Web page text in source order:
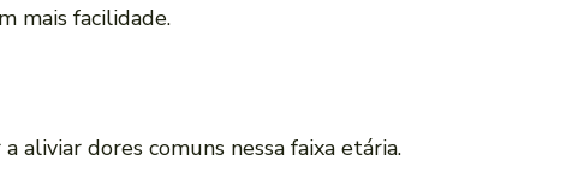
mais facilidade.
aliviar dores comuns nessa faixa etária.